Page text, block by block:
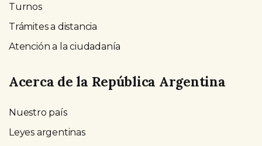
Turnos
Trámites a distancia
Atención a la ciudadanía
Acerca de la República Argentina
Nuestro país
Leyes argentinas